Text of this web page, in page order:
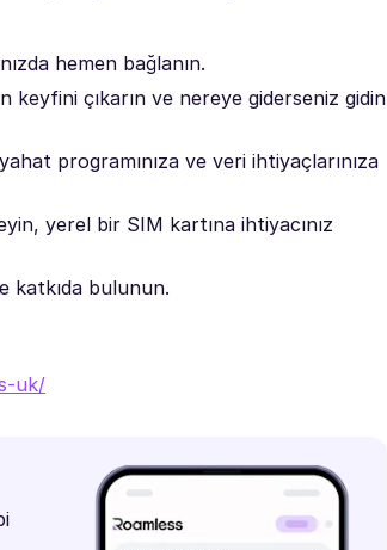
hemen bağlanın.
keyfini çıkarın ve nereye giderseniz gidin
programınıza ve veri ihtiyaçlarınıza
yerel bir SIM kartına ihtiyacınız
katkıda bulunun.
uk/